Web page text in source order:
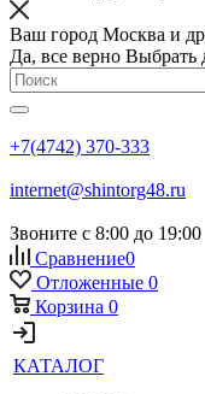
Ваш город Москва и
Да, все верно Выбрать
+7(4742) 370-333
internet@shintorg48.ru
Звоните с 8:00 до 19:00
Сравнение0
Отложенные 0
Корзина 0
КАТАЛОГ